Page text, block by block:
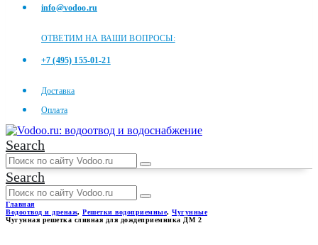
info@vodoo.ru
ОТВЕТИМ НА ВАШИ ВОПРОСЫ:
+7 (495) 155-01-21
Доставка
Оплата
Search
Search
Главная
Водоотвод и дренаж, Решетки водоприемные, Чугунные
Чугунная решетка сливная для дождеприемника ДМ 2